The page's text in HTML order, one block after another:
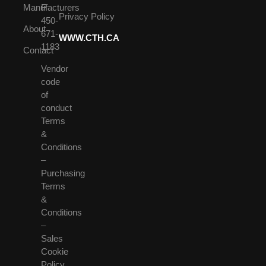
Manufacturers
About
Contact
F
450-
671-
1183
Vendor
code
of
conduct
Terms
&
Conditions
–
Purchasing
Terms
&
Conditions
–
Sales
Cookie
Privacy Policy
WWW.CTH.CA